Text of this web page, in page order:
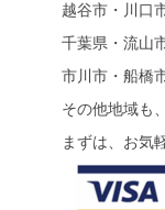
越谷市・川口
千葉県・流山
市川市・船橋
その他地域も
まずは、お気